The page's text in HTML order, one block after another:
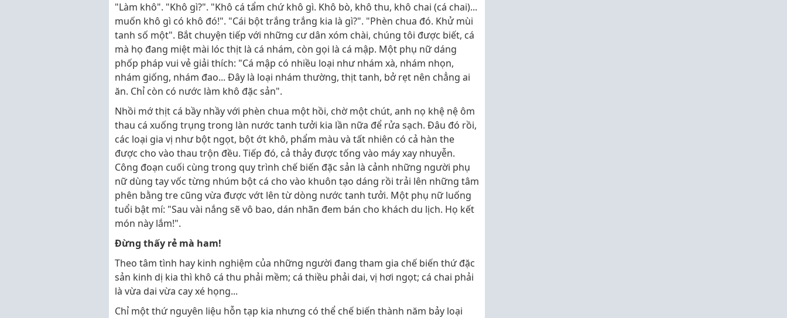
"Làm khô". "Khô gì?". "Khô cá tẩm chứ khô gì. Khô bò, khô thu, khô chai (cá chai)...
muốn khô gì có khô đó!". "Cái bột trắng trắng kia là gì?". "Phèn chua đó. Khử mùi
tanh số một". Bắt chuyện tiếp với những cư dân xóm chài, chúng tôi được biết, cá
mà họ đang miệt mài lóc thịt là cá nhám, còn gọi là cá mập. Một phụ nữ dáng
phốp pháp vui vẻ giải thích: "Cá mập có nhiều loại như nhám xà, nhám nhọn,
nhám giống, nhám đao... Đây là loại nhám thường, thịt tanh, bở rẹt nên chẳng ai
ăn. Chỉ còn có nước làm khô đặc sản".
Nhồi mớ thịt cá bầy nhầy với phèn chua một hồi, chờ một chút, anh nọ khệ nệ ôm
thau cá xuống trụng trong làn nước tanh tưởi kia lần nữa để rửa sạch. Đâu đó rồi,
các loại gia vị như bột ngọt, bột ớt khô, phẩm màu và tất nhiên có cả hàn the
được cho vào thau trộn đều. Tiếp đó, cả thảy được tống vào máy xay nhuyễn.
Công đoạn cuối cùng trong quy trình chế biến đặc sản là cảnh những người phụ
nữ dùng tay vốc từng nhúm bột cá cho vào khuôn tạo dáng rồi trải lên những tâm
phên bằng tre cũng vừa được vớt lên từ dòng nước tanh tưởi. Một phụ nữ luống
tuổi bật mí: "Sau vài nắng sẽ vô bao, dán nhãn đem bán cho khách du lịch. Họ kết
món này lắm!".
Đừng thấy rẻ mà ham!
Theo tâm tình hay kinh nghiệm của những người đang tham gia chế biến thứ đặc
sản kinh dị kia thì khô cá thu phải mềm; cá thiều phải dai, vị hơi ngọt; cá chai phải
là vừa dai vừa cay xé họng...
Chỉ một thứ nguyên liệu hỗn tạp kia nhưng có thể chế biến thành năm bảy loại